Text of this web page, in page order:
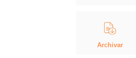
Archivar